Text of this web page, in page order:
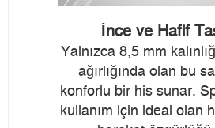
İnce ve Hafif
Yalnızca 8,5 mm
ağırlığında olan bu
konforlu bir his sunar.
kullanım için ideal olan